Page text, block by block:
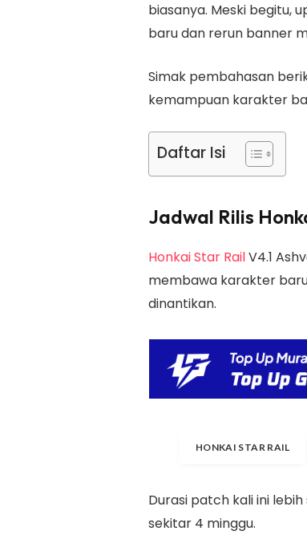
biasanya. Meski begitu,
baru dan rerun banner
Simak pembahasan
kemampuan karakter
Daftar Isi
Jadwal Rilis
Honkai Star RailV4.1
membawa karakter
dinantikan.
HONKAI STAR RAIL
Durasi patch kali ini
sekitar 4 minggu.